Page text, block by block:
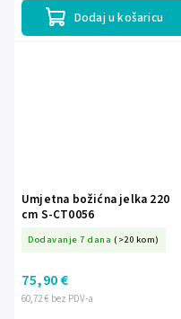
Dodaj u košaricu
Umjetna božićna jelka 220
cm S-CT0056
Dodavanje 7 dana (>20 kom)
60,72 € bez PDV-a
75,90 €